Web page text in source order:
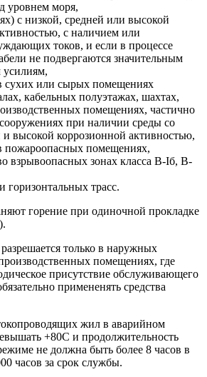
уровнем моря,
с низкой, средней или высокой
с наличием или
токов, и если в процессе
не подвергаются значительным
сухих или сырых помещениях
кабельных полуэтажах, шахтах,
помещениях, частично
при наличии среды со
и высокой коррозионной активностью,
пожароопасных помещениях,
взрывоопасных зонах класса B-Iб, B-
горизонтальных трасс.
горение при одиночной прокладке
только в наружных
помещениях, где
присутствие обслуживающего
примененять средства
жил в аварийном
+80С и продолжительность
не должна быть более 8 часов в
часов за срок службы.